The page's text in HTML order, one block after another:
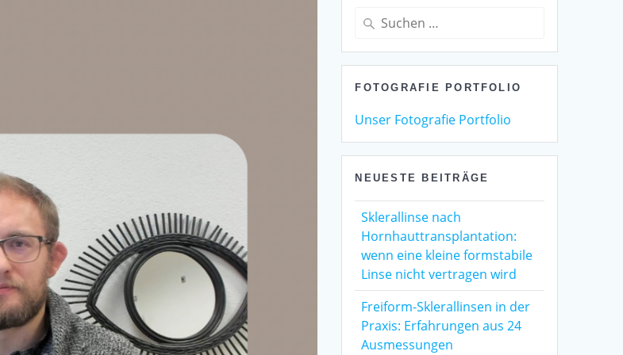
Suchen
FOTOGRAFIE PORTFOLIO
Unser Fotografie Portfolio
NEUESTE BEITRÄGE
Sklerallinse nach
Hornhauttransplantation:
wenn eine kleine formstabile
Linse nicht vertragen wird
Freiform-Sklerallinsen in der
Praxis: Erfahrungen aus 24
Ausmessungen